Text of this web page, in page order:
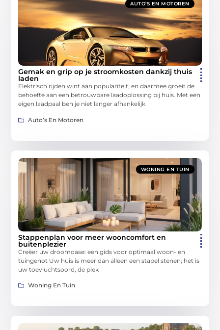
AUTO’S EN MOTOREN
Gemak en grip op je stroomkosten dankzij thuis
laden
Elektrisch rijden wint aan populariteit, en daarmee groeit de
behoefte aan een betrouwbare laadoplossing bij huis. Met een
eigen laadpaal ben je niet langer afhankelijk
Auto’s En Motoren
WONING EN TUIN
Stappenplan voor meer wooncomfort en
buitenplezier
Creëer uw droomoase: een gids voor optimaal woon- en
tuingenot Uw huis is meer dan alleen een stapel stenen; het is
uw toevluchtsoord, de plek
Woning En Tuin